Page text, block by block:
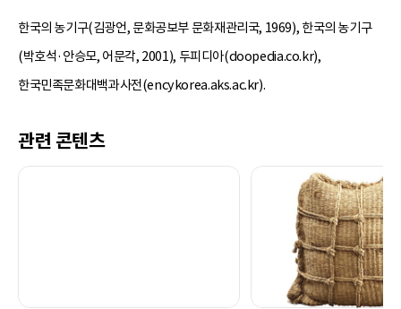
한국의 농기구(김광언, 문화공보부 문화재관리국, 1969), 한국의 농기구
(박호석·안승모, 어문각, 2001), 두피디아(doopedia.co.kr),
한국민족문화대백과사전(encykorea.aks.ac.kr).
관련 콘텐츠